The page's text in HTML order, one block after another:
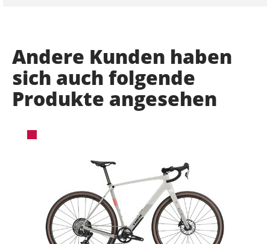
Andere Kunden haben
sich auch folgende
Produkte angesehen